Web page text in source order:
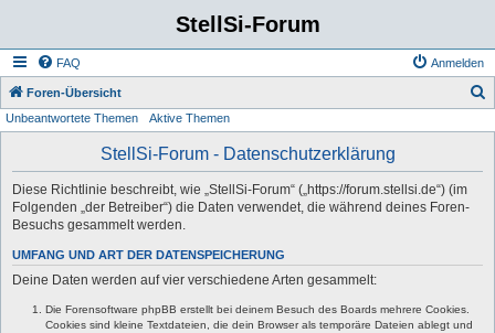
StellSi-Forum
FAQ Anmelden
Foren-Übersicht
Unbeantwortete Themen Aktive Themen
StellSi-Forum - Datenschutzerklärung
Diese Richtlinie beschreibt, wie „StellSi-Forum“ („https://forum.stellsi.de“) (im
Folgenden „der Betreiber“) die Daten verwendet, die während deines Foren-
Besuchs gesammelt werden.
UMFANG UND ART DER DATENSPEICHERUNG
Deine Daten werden auf vier verschiedene Arten gesammelt:
Die Forensoftware phpBB erstellt bei deinem Besuch des Boards mehrere Cookies.
Cookies sind kleine Textdateien, die dein Browser als temporäre Dateien ablegt und